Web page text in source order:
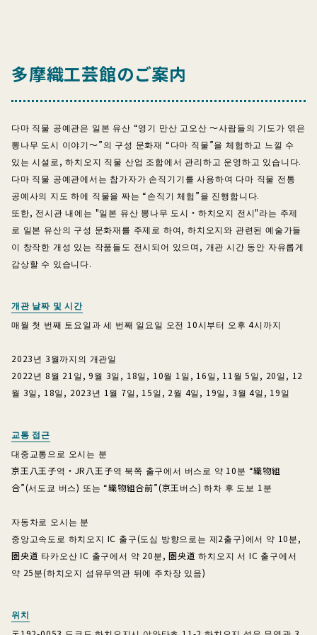
多摩織工芸館のご案内
다마 직물 공예관은 일본 유산 “영기 만산 고오산 〜사람들의 기도가 엮은
뽕나무 도시 이야기〜”의 구성 문화재 “다마 직물”을 체험하고 느낄 수
있는 시설로, 하치오지 직물 산업 조합에서 관리하고 운영하고 있습니다.
다마 직물 공예관에서는 참가자가 손직기기를 사용하여 다마 직물 전통
공예사의 지도 하에 직물을 짜는 “손직기 체험”을 진행합니다.
또한, 전시관 내에는 "일본 유산 뽕나무 도시・하치오지 전시"라는 주제
로 일본 유산의 구성 문화재를 주제로 하여, 하치오지와 관련된 예술가들
이 창작한 개성 있는 작품들도 전시되어 있으며, 개관 시간 동안 자유롭게
감상할 수 있습니다.
개관 날짜 및 시간
매월 첫 번째 토요일과 세 번째 일요일 오전 10시부터 오후 4시까지
2023년 3월까지의 개관일
2022년 8월 21일, 9월 3일, 18일, 10월 1일, 16일, 11월 5일, 20일, 12
월 3일, 18일, 2023년 1월 7일, 15일, 2월 4일, 19일, 3월 4일, 19일
교통 접근
대중교통으로 오시는 분
京王八王子역・JR八王子역 북쪽 출구에서 버스로 약 10분 “織物組
合”(서도쿄 버스) 또는 “織物組合前”(京王버스) 하차 후 도보 1분
자동차로 오시는 분
중앙고속도로 하치오지 IC 출구(도심 방향으로는 제2출구)에서 약 10분,
圏央道 타카오산 IC 출구에서 약 20분, 圏央道 하치오지 서 IC 출구에서
약 25분(하치오지 섬유무역관 뒤에 주차장 있음)
위치